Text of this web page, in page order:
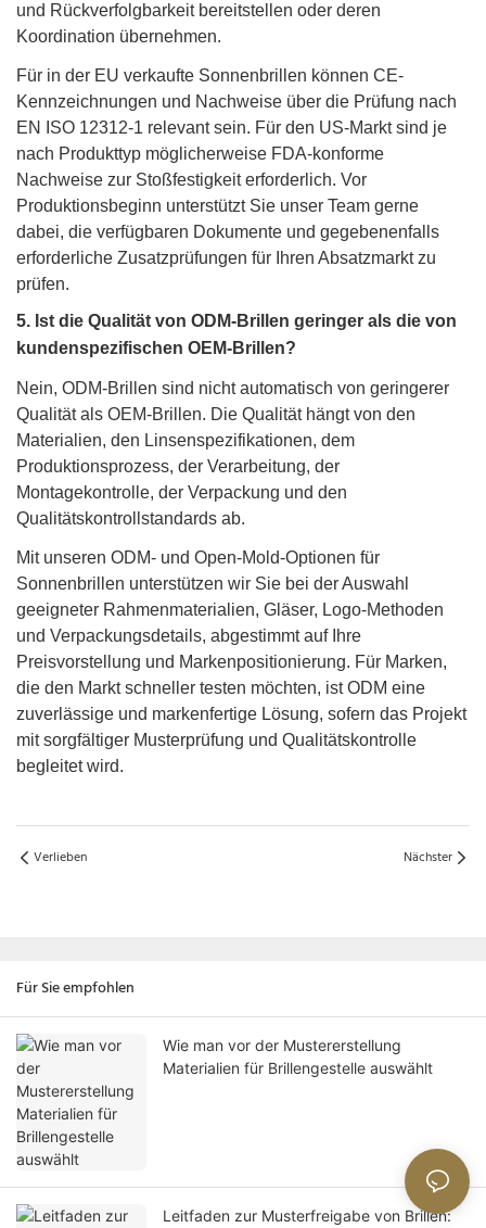
und Rückverfolgbarkeit bereitstellen oder deren
Koordination übernehmen.
Für in der EU verkaufte Sonnenbrillen können CE-
Kennzeichnungen und Nachweise über die Prüfung nach
EN ISO 12312-1 relevant sein. Für den US-Markt sind je
nach Produkttyp möglicherweise FDA-konforme
Nachweise zur Stoßfestigkeit erforderlich. Vor
Produktionsbeginn unterstützt Sie unser Team gerne
dabei, die verfügbaren Dokumente und gegebenenfalls
erforderliche Zusatzprüfungen für Ihren Absatzmarkt zu
prüfen.
5. Ist die Qualität von ODM-Brillen geringer als die von
kundenspezifischen OEM-Brillen?
Nein, ODM-Brillen sind nicht automatisch von geringerer
Qualität als OEM-Brillen. Die Qualität hängt von den
Materialien, den Linsenspezifikationen, dem
Produktionsprozess, der Verarbeitung, der
Montagekontrolle, der Verpackung und den
Qualitätskontrollstandards ab.
Mit unseren ODM- und Open-Mold-Optionen für
Sonnenbrillen unterstützen wir Sie bei der Auswahl
geeigneter Rahmenmaterialien, Gläser, Logo-Methoden
und Verpackungsdetails, abgestimmt auf Ihre
Preisvorstellung und Markenpositionierung. Für Marken,
die den Markt schneller testen möchten, ist ODM eine
zuverlässige und markenfertige Lösung, sofern das Projekt
mit sorgfältiger Musterprüfung und Qualitätskontrolle
begleitet wird.
Verlieben Nächster
Für Sie empfohlen
Wie man vor der Mustererstellung
Materialien für Brillengestelle auswählt
Leitfaden zur Musterfreigabe von Brillen: